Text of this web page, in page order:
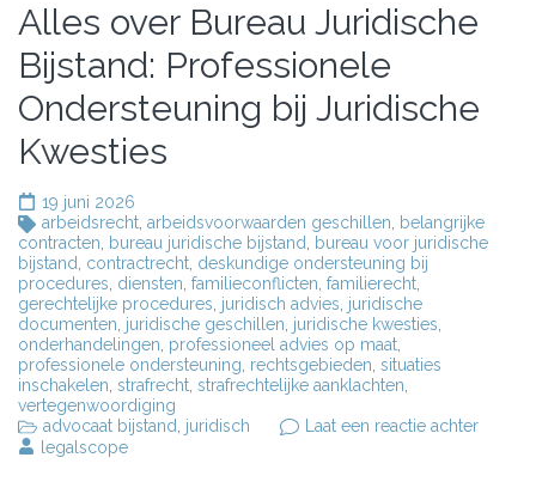
Alles over Bureau Juridische
Bijstand: Professionele
Ondersteuning bij Juridische
Kwesties
19 juni 2026
arbeidsrecht, arbeidsvoorwaarden geschillen, belangrijke
contracten, bureau juridische bijstand, bureau voor juridische
bijstand, contractrecht, deskundige ondersteuning bij
procedures, diensten, familieconflicten, familierecht,
gerechtelijke procedures, juridisch advies, juridische
documenten, juridische geschillen, juridische kwesties,
onderhandelingen, professioneel advies op maat,
professionele ondersteuning, rechtsgebieden, situaties
inschakelen, strafrecht, strafrechtelijke aanklachten,
vertegenwoordiging
advocaat bijstand, juridisch Laat een reactie achterop
legalscope